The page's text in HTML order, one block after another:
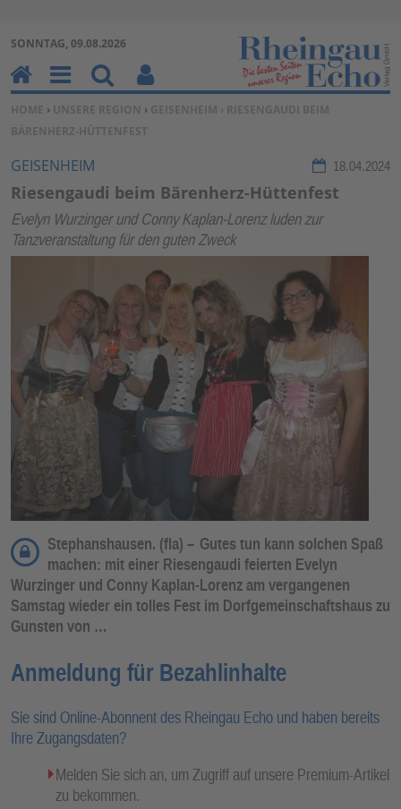
Zum Inhalt springen ↓
SONNTAG, 09.08.2026
SIE BEFINDEN SICH HIER:
HOME › UNSERE REGION › GEISENHEIM › RIESENGAUDI BEIM
BÄRENHERZ-HÜTTENFEST
GEISENHEIM 18.04.2024
Riesengaudi beim Bärenherz-Hüttenfest
Evelyn Wurzinger und Conny Kaplan-Lorenz luden zur
Tanzveranstaltung für den guten Zweck
Stephanshausen. (fla) – Gutes tun kann solchen Spaß
machen: mit einer Riesengaudi feierten Evelyn
Wurzinger und Conny Kaplan-Lorenz am vergangenen
Samstag wieder ein tolles Fest im Dorfgemeinschaftshaus zu
Gunsten von …
Anmeldung für Bezahlinhalte
Sie sind Online-Abonnent des Rheingau Echo und haben bereits
Ihre Zugangsdaten?
Melden Sie sich an, um Zugriff auf unsere Premium-Artikel
zu bekommen.
H
o
m
e
M
en
u
Su
ch
en
Be
nu
tz
un
kti
on
en